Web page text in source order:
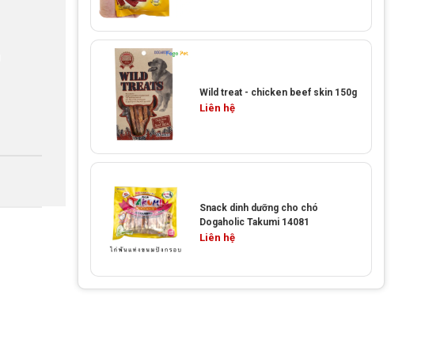
Wild treat - chicken beef skin 150g
Liên hệ
Snack dinh dưỡng cho chó
Dogaholic Takumi 14081
Liên hệ